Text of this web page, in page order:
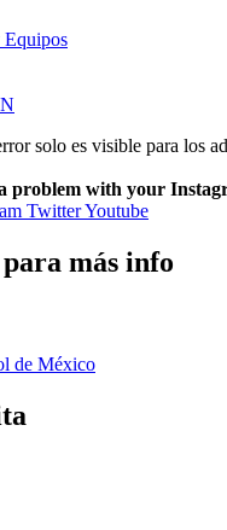
Equipos
solo es visible para los
problem with your
TwitterYoutube
más info
de México